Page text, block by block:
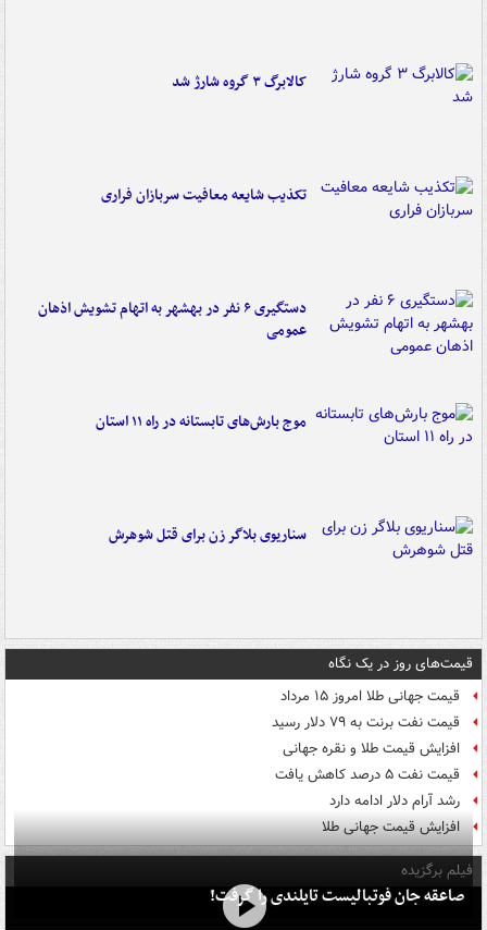
کالابرگ ۳ گروه شارژ شد
تکذیب شایعه معافیت سربازان فراری
دستگیری ۶ نفر در بهشهر به اتهام تشویش اذهان
عمومی
موج بارش‌های تابستانه در راه ۱۱ استان
سناریوی بلاگر زن برای قتل شوهرش
قیمت‌های روز در یک نگاه
قیمت جهانی طلا امروز ۱۵ مرداد
قیمت نفت برنت به ۷۹ دلار رسید
افزایش قیمت طلا و نقره جهانی
قیمت نفت ۵ درصد کاهش یافت
رشد آرام دلار ادامه دارد
افزایش قیمت جهانی طلا
فیلم برگزیده
صاعقه جان فوتبالیست تایلندی را گرفت!